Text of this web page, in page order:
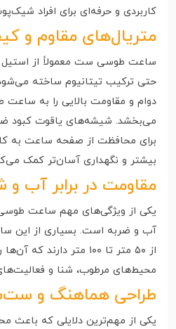
کاربردی و حرفه‌ای برای افراد
متریال‌های مقاوم و
ساعت طوسی ست معمولاً از استیل
حتی ترکیب تیتانیوم ساخته
دوام و مقاومت بالایی را به ساعت
می‌بخشد. شیشه‌های یاقوت کبود
برای محافظت از صفحه ساعت به
بیشتر و نگهداری آسان‌تر کمک
مقاومت در برابر آب
یکی از ویژگی‌های مهم ساعت طوسی
آب و ضربه است. بسیاری از این
از ۵۰ متر تا ۱۰۰ متر دارند
محیط‌های مرطوب، شنا و
طراحی هماهنگ و
یکی از مهم‌ترین دلایلی که